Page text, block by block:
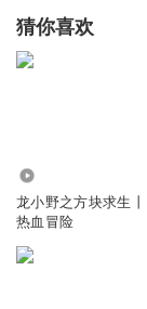
猜你喜欢
龙小野之方块求生丨
热血冒险